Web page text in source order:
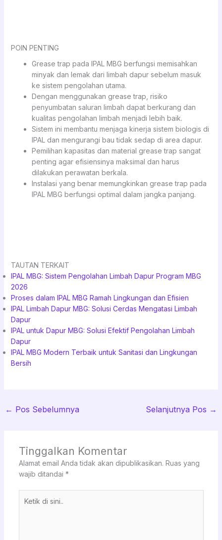
POIN PENTING
Grease trap pada IPAL MBG berfungsi memisahkan
minyak dan lemak dari limbah dapur sebelum masuk
ke sistem pengolahan utama.
Dengan menggunakan grease trap, risiko
penyumbatan saluran limbah dapat berkurang dan
kualitas pengolahan limbah menjadi lebih baik.
Sistem ini membantu menjaga kinerja sistem biologis di
IPAL dan mengurangi bau tidak sedap di area dapur.
Pemilihan kapasitas dan material grease trap sangat
penting agar efisiensinya maksimal dan harus
dilakukan perawatan berkala.
Instalasi yang benar memungkinkan grease trap pada
IPAL MBG berfungsi optimal dalam jangka panjang.
TAUTAN TERKAIT
IPAL MBG: Sistem Pengolahan Limbah Dapur Program MBG
2026
Proses dalam IPAL MBG Ramah Lingkungan dan Efisien
IPAL Limbah Dapur MBG: Solusi Cerdas Mengatasi Limbah
Dapur
IPAL untuk Dapur MBG: Solusi Efektif Pengolahan Limbah
Dapur
IPAL MBG Modern Terbaik untuk Sanitasi dan Lingkungan
Bersih
← Pos Sebelumnya Selanjutnya Pos →
Tinggalkan Komentar
Alamat email Anda tidak akan dipublikasikan. Ruas yang
wajib ditandai *